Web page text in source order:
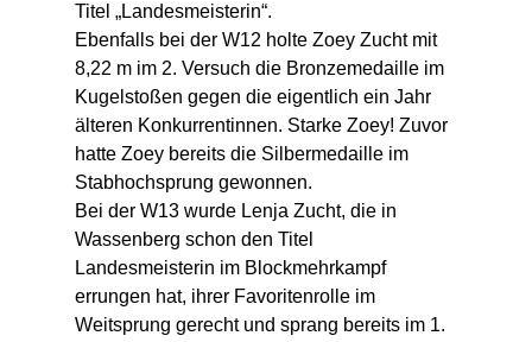
Titel „Landesmeisterin“.
Ebenfalls bei der W12 holte Zoey Zucht mit
8,22 m im 2. Versuch die Bronzemedaille im
Kugelstoßen gegen die eigentlich ein Jahr
älteren Konkurrentinnen. Starke Zoey! Zuvor
hatte Zoey bereits die Silbermedaille im
Stabhochsprung gewonnen.
Bei der W13 wurde Lenja Zucht, die in
Wassenberg schon den Titel
Landesmeisterin im Blockmehrkampf
errungen hat, ihrer Favoritenrolle im
Weitsprung gerecht und sprang bereits im 1.